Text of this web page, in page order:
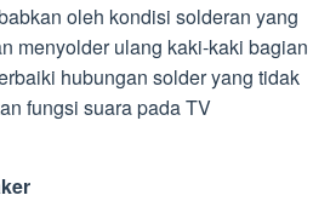
oleh kondisi solderan yang
menyolder ulang kaki-kaki bagian
hubungan solder yang tidak
fungsi suara pada TV